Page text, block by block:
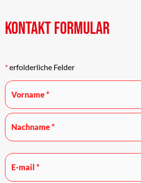
KONTAKT FORMULAR
*erfolderliche Felder
Vorname
und
Nachname*
Vorname
Nachname
E-
mail*